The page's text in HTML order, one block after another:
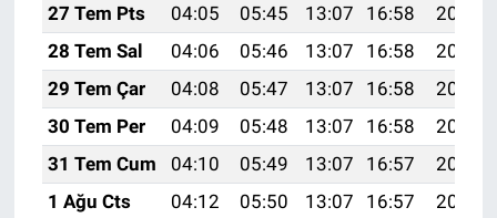
27 Tem Pts
04:05 05:45 13:07 16:58
20:18
28 Tem Sal
04:06 05:46 13:07 16:58
20:17
29 Tem Çar
04:08 05:47 13:07 16:58
20:16
30 Tem Per
04:09 05:48 13:07 16:58
20:15
31 Tem Cum
04:10 05:49 13:07 16:57
20:14
1 Ağu Cts
04:12 05:50 13:07 16:57
20:13